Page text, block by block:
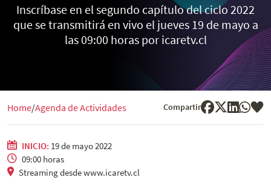
Inscríbase en el segundo capítulo del ciclo 2022
que se transmitirá en vivo el jueves 19 de mayo a
las 09:00 horas por icaretv.cl
Home Agenda de Actividades Compartir
INICIO: 19 de mayo 2022
09:00 horas
Streaming desde www.icaretv.cl